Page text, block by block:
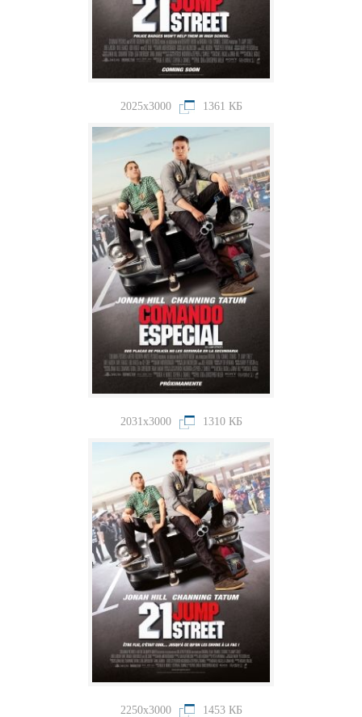
2025x3000 1361 КБ
2031x3000 1310 КБ
2250x3000 1453 КБ